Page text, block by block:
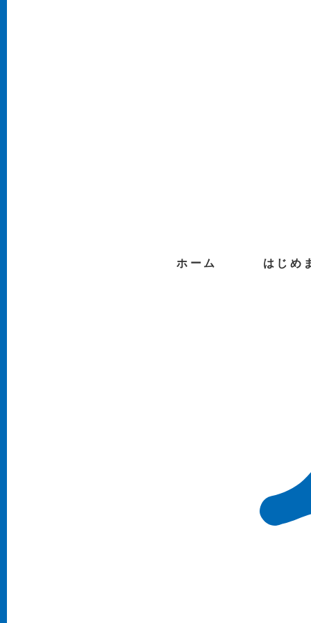
ホーム はじめ